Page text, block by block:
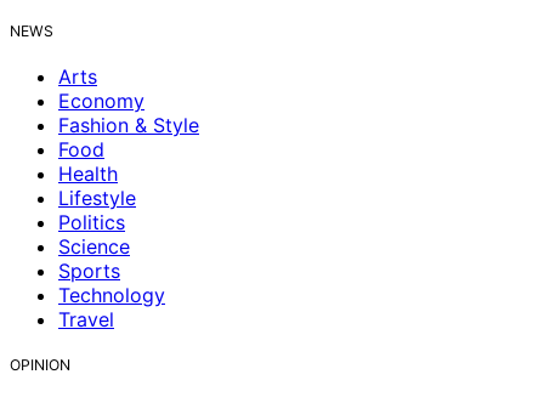
NEWS
Arts
Economy
Fashion & Style
Food
Health
Lifestyle
Politics
Science
Sports
Technology
Travel
OPINION